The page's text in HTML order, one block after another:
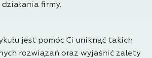
firmy.
jest pomóc Ci uniknąć takich
rozwiązań oraz wyjaśnić zalety